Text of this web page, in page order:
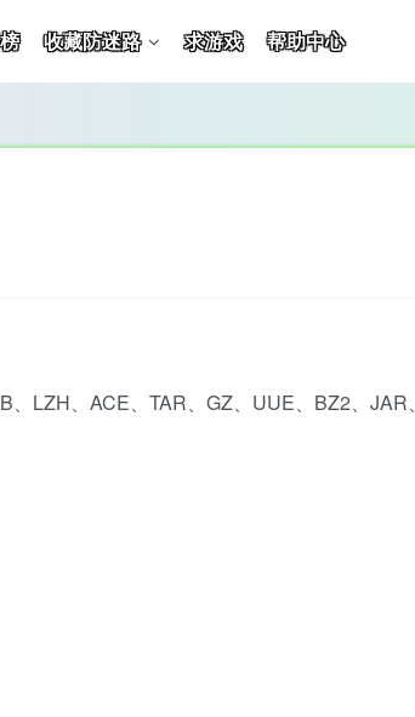
收藏防迷路 求游戏 帮助中心
LZH、ACE、TAR、GZ、UUE、BZ2、JAR、